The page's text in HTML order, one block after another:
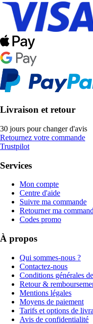
Livraison et retour
30 jours pour changer d'avis
Retournez votre commande
Trustpilot
Services
Mon compte
Centre d'aide
Suivre ma commande
Retourner ma
Codes promo
À propos
Qui sommes-nous ?
Contactez-nous
Conditions générales
Retour &
Mentions légales
Moyens de paiement
Tarifs et options de
Avis de confidentialité